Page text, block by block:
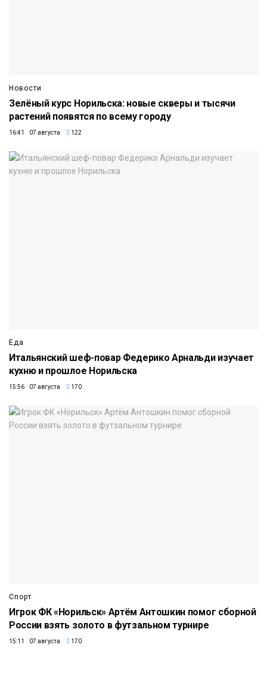
Новости
Зелёный курс Норильска: новые скверы и тысячи
растений появятся по всему городу
16:41 07 августа 122
Еда
Итальянский шеф-повар Федерико Арнальди изучает
кухню и прошлое Норильска
15:56 07 августа 170
Спорт
Игрок ФК «Норильск» Артём Антошкин помог сборной
России взять золото в футзальном турнире
15:11 07 августа 170